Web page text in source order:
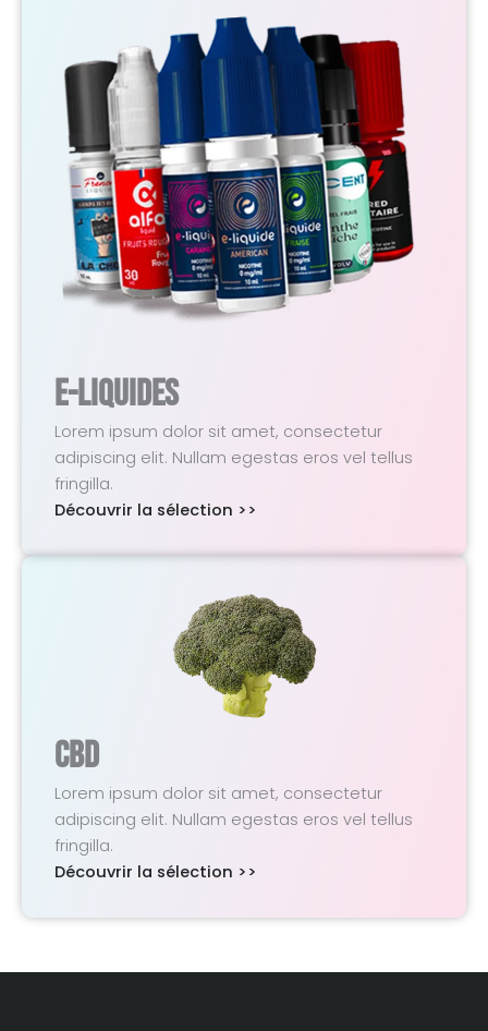
E-Liquides
Lorem ipsum dolor sit amet, consectetur
adipiscing elit. Nullam egestas eros vel tellus
fringilla.
Découvrir la sélection >>
CBD
Lorem ipsum dolor sit amet, consectetur
adipiscing elit. Nullam egestas eros vel tellus
fringilla.
Découvrir la sélection >>